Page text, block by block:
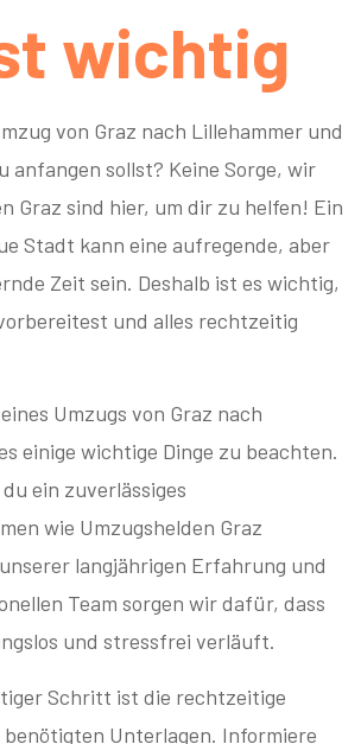
wichtig
von Graz nach Lillehammer und
anfangen sollst? Keine Sorge, wir
Graz sind hier, um dir zu helfen! Ein
Stadt kann eine aufregende, aber
Zeit sein. Deshalb ist es wichtig,
und alles rechtzeitig
Umzugs von Graz nach
einige wichtige Dinge zu beachten.
ein zuverlässiges
wie Umzugshelden Graz
langjährigen Erfahrung und
Team sorgen wir dafür, dass
und stressfrei verläuft.
Schritt ist die rechtzeitige
benötigten Unterlagen. Informiere